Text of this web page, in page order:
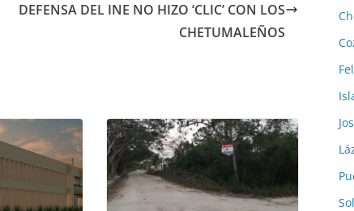
DEFENSA DEL INE NO HIZO ‘CLIC’ CON LOS
CHETUMALEÑOS